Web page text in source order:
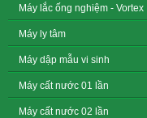
Máy lắc ống nghiệm - Vortex
Máy ly tâm
Máy dập mẫu vi sinh
Máy cất nước 01 lần
Máy cất nước 02 lần